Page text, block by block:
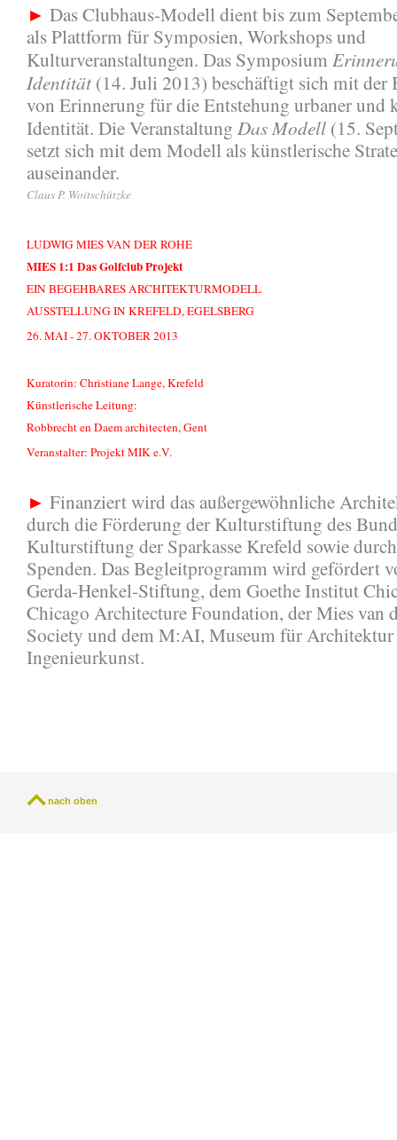
► Das Clubhaus-Modell dient bis zum
als Plattform für Symposien, Workshops und
Kulturveranstaltungen. Das Symposium
Identität (14. Juli 2013) beschäftigt sich mit der
von Erinnerung für die Entstehung urbaner und
Identität. Die Veranstaltung Das Modell (15.
setzt sich mit dem Modell als künstlerische
auseinander.
Claus P. Woitschützke
LUDWIG MIES VAN DER ROHE
MIES 1:1 Das Golfclub Projekt
EIN BEGEHBARES ARCHITEKTURMODELL
AUSSTELLUNG IN KREFELD, EGELSBERG
26. MAI - 27. OKTOBER 2013
Kuratorin: Christiane Lange, Krefeld
Künstlerische Leitung:
Robbrecht en Daem architecten, Gent
Veranstalter: Projekt MIK e.V.
► Finanziert wird das außergewöhnliche
durch die Förderung der Kulturstiftung des
Kulturstiftung der Sparkasse Krefeld sowie
Spenden. Das Begleitprogramm wird gefördert
Gerda-Henkel-Stiftung, dem Goethe Institut
Chicago Architecture Foundation, der Mies van
Society und dem M:AI, Museum für
Ingenieurkunst.
nach oben